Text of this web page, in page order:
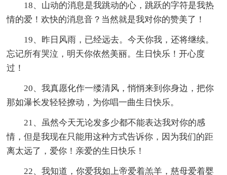
18、山动的消息是我跳动的心，跳跃的字符是我热
情的爱！欢快的消息音？当然就是我对你的赞美了！
19、昨日风雨，已经远去。今天你我，还将继续。
忘记所有哭泣，明天你依然美丽。生日快乐！开心度
过！
20、我真愿化作一缕清风，悄悄来到你身边，把你
那如瀑长发轻轻撩动，为你唱一曲生日快乐。
21、虽然今天无论发多少都不能表达我对你的感
情，但是我现在只能用这种方式告诉你，因为我们的距
离太远了，爱你！亲爱的生日快乐！
22、我知道，你爱我如上帝爱着羔羊，慈母爱着婴